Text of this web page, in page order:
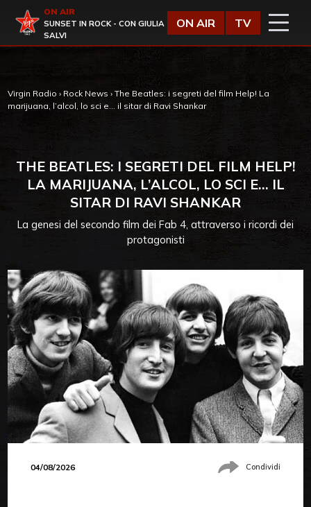
Virgin Radio
ON AIR
SUNSET IN ROCK - CON GIULIA
SALVI
ON AIR TV
Virgin Radio › Rock News › The Beatles: i segreti del film Help! La
marijuana, l’alcol, lo sci e… il sitar di Ravi Shankar
THE BEATLES: I SEGRETI DEL FILM HELP!
LA MARIJUANA, L’ALCOL, LO SCI E… IL
SITAR DI RAVI SHANKAR
La genesi del secondo film dei Fab 4, attraverso i ricordi dei
protagonisti
04/08/2026 Condividi